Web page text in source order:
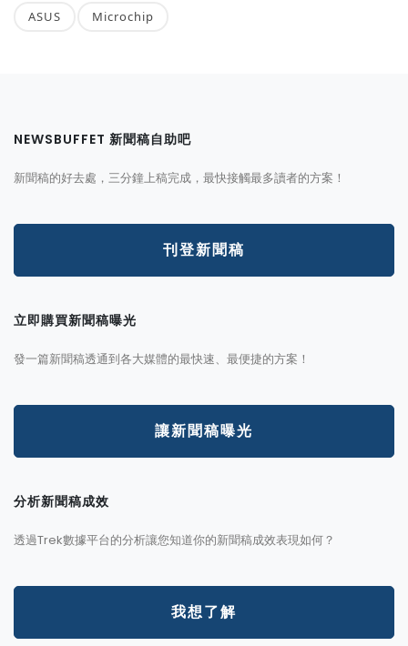
ASUS Microchip
NEWSBUFFET 新聞稿自助吧
新聞稿的好去處，三分鐘上稿完成，最快接觸最多讀者的方案！
刊登新聞稿
立即購買新聞稿曝光
發一篇新聞稿透通到各大媒體的最快速、最便捷的方案！
讓新聞稿曝光
分析新聞稿成效
透過Trek數據平台的分析讓您知道你的新聞稿成效表現如何？
我想了解